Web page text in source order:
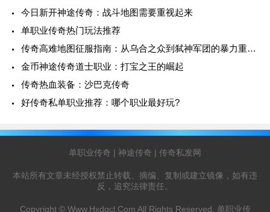
今日新开神途传奇：战斗地图需要重视起来
单职业传奇热门玩法推荐
传奇高难地图征服指南：从乌合之众到弑神军团的暴力重组学
金币神途传奇道士职业：打宝之王的崛起
传奇热血装备：沙巴克传奇
好传奇私单职业推荐：哪个职业最好玩?
单职业传奇 | 神途传奇 | 传奇私发网
本站所有文章未经授权禁止转载、摘编、复制或建立镜像，如有违
反，追究法律责任。
Copyright © Www.Hxdgcl.Com All Rights Reserved. 单职业传